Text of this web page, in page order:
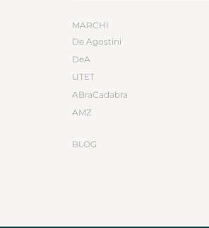
MARCHI
De Agostini
DeA
UTET
ABraCadabra
AMZ
BLOG